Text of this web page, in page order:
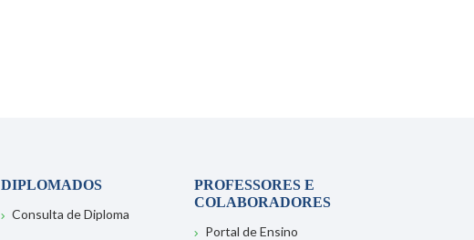
DIPLOMADOS
Consulta de Diploma
PROFESSORES E
COLABORADORES
Portal de Ensino